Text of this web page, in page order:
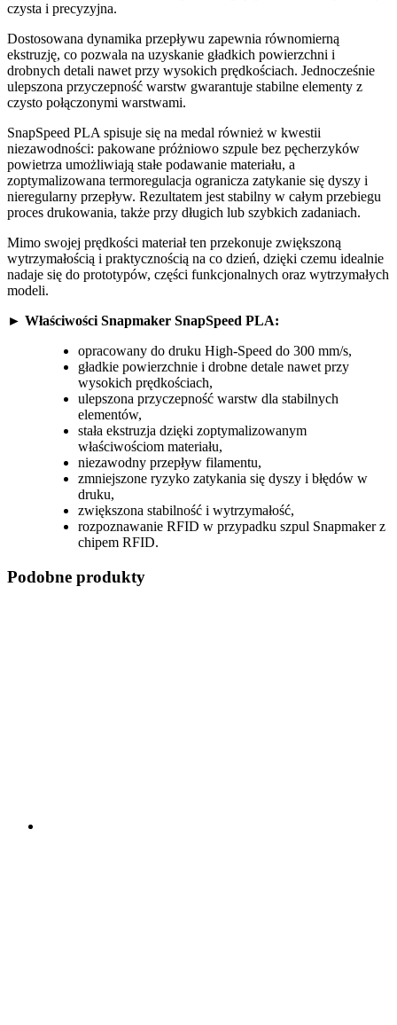
czysta i precyzyjna.
Dostosowana dynamika przepływu zapewnia równomierną
ekstruzję, co pozwala na uzyskanie gładkich powierzchni i
drobnych detali nawet przy wysokich prędkościach. Jednocześnie
ulepszona przyczepność warstw gwarantuje stabilne elementy z
czysto połączonymi warstwami.
SnapSpeed PLA spisuje się na medal również w kwestii
niezawodności: pakowane próżniowo szpule bez pęcherzyków
powietrza umożliwiają stałe podawanie materiału, a
zoptymalizowana termoregulacja ogranicza zatykanie się dyszy i
nieregularny przepływ. Rezultatem jest stabilny w całym przebiegu
proces drukowania, także przy długich lub szybkich zadaniach.
Mimo swojej prędkości materiał ten przekonuje zwiększoną
wytrzymałością i praktycznością na co dzień, dzięki czemu idealnie
nadaje się do prototypów, części funkcjonalnych oraz wytrzymałych
modeli.
► Właściwości Snapmaker SnapSpeed PLA:
opracowany do druku High-Speed do 300 mm/s,
gładkie powierzchnie i drobne detale nawet przy
wysokich prędkościach,
ulepszona przyczepność warstw dla stabilnych
elementów,
stała ekstruzja dzięki zoptymalizowanym
właściwościom materiału,
niezawodny przepływ filamentu,
zmniejszone ryzyko zatykania się dyszy i błędów w
druku,
zwiększona stabilność i wytrzymałość,
rozpoznawanie RFID w przypadku szpul Snapmaker z
chipem RFID.
Podobne produkty